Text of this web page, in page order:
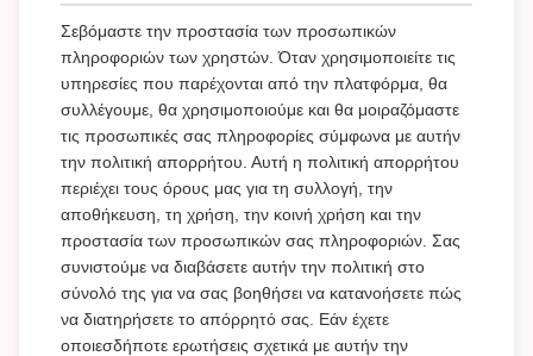
Σεβόμαστε την προστασία των προσωπικών
πληροφοριών των χρηστών. Όταν χρησιμοποιείτε τις
υπηρεσίες που παρέχονται από την πλατφόρμα, θα
συλλέγουμε, θα χρησιμοποιούμε και θα μοιραζόμαστε
τις προσωπικές σας πληροφορίες σύμφωνα με αυτήν
την πολιτική απορρήτου. Αυτή η πολιτική απορρήτου
περιέχει τους όρους μας για τη συλλογή, την
αποθήκευση, τη χρήση, την κοινή χρήση και την
προστασία των προσωπικών σας πληροφοριών. Σας
συνιστούμε να διαβάσετε αυτήν την πολιτική στο
σύνολό της για να σας βοηθήσει να κατανοήσετε πώς
να διατηρήσετε το απόρρητό σας. Εάν έχετε
οποιεσδήποτε ερωτήσεις σχετικά με αυτήν την